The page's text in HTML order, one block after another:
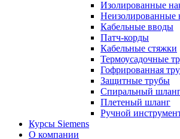
Изолированные
Неизолированные
Кабельные вводы
Патч-корды
Кабельные стяжки
Термоусадочные
Гофрированная
Защитные трубы
Спиральный
Плетеный шланг
Ручной
Курсы Siemens
О компании